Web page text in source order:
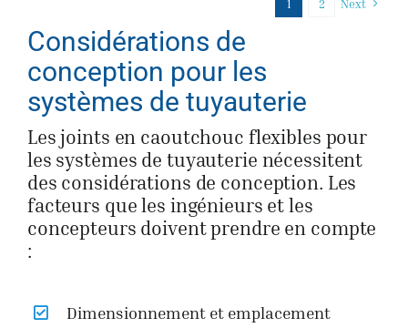
1 2 Next
Considérations de
conception pour les
systèmes de tuyauterie
Les joints en caoutchouc flexibles pour
les systèmes de tuyauterie nécessitent
des considérations de conception. Les
facteurs que les ingénieurs et les
concepteurs doivent prendre en compte
:
Dimensionnement et emplacement